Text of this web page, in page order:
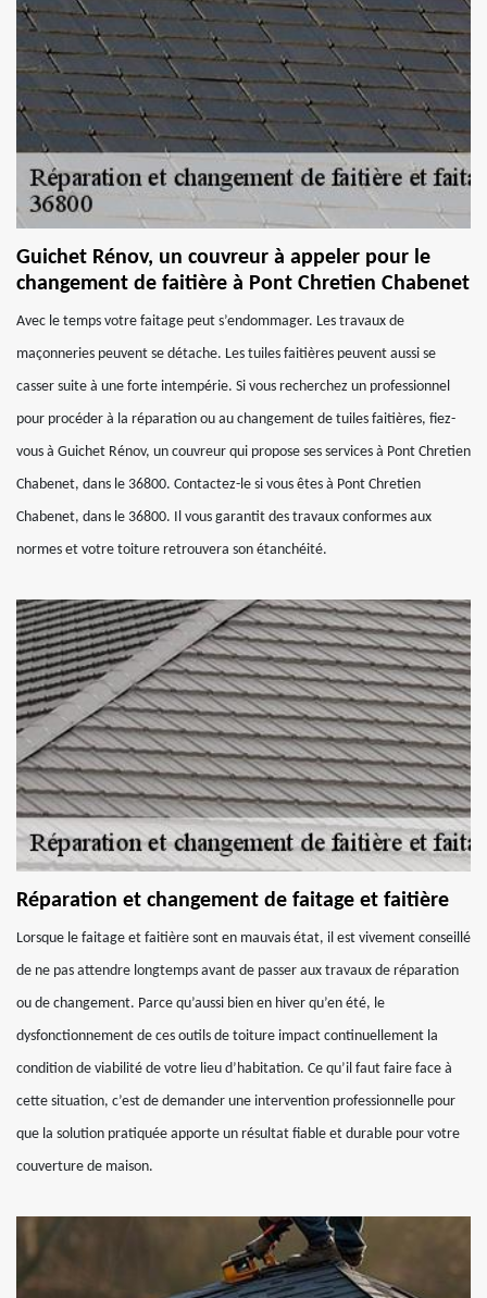
Guichet Rénov, un couvreur à appeler pour le
changement de faitière à Pont Chretien Chabenet
Avec le temps votre faitage peut s’endommager. Les travaux de
maçonneries peuvent se détache. Les tuiles faitières peuvent aussi se
casser suite à une forte intempérie. Si vous recherchez un professionnel
pour procéder à la réparation ou au changement de tuiles faitières, fiez-
vous à Guichet Rénov, un couvreur qui propose ses services à Pont Chretien
Chabenet, dans le 36800. Contactez-le si vous êtes à Pont Chretien
Chabenet, dans le 36800. Il vous garantit des travaux conformes aux
normes et votre toiture retrouvera son étanchéité.
Réparation et changement de faitage et faitière
Lorsque le faitage et faitière sont en mauvais état, il est vivement conseillé
de ne pas attendre longtemps avant de passer aux travaux de réparation
ou de changement. Parce qu’aussi bien en hiver qu’en été, le
dysfonctionnement de ces outils de toiture impact continuellement la
condition de viabilité de votre lieu d’habitation. Ce qu’il faut faire face à
cette situation, c’est de demander une intervention professionnelle pour
que la solution pratiquée apporte un résultat fiable et durable pour votre
couverture de maison.